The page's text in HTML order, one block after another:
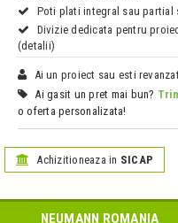
Poti plati integral sau partial
Divizie dedicata pentru
(detalii)
Ai un proiect sau esti
Ai gasit un pret mai bun?
o oferta personalizata!
Achizitioneaza in SICAP
NEUMANN ROMANIA